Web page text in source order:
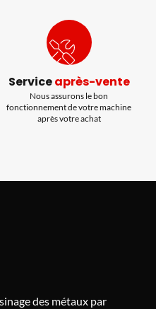
Serviceaprès-vente
Nous assurons le bon
fonctionnement de votre machine
après votre achat
des métaux par